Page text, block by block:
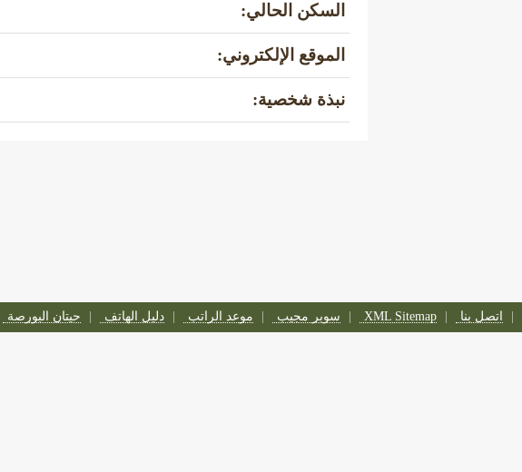
السكن الحالي:
الموقع الإلكتروني:
نبذة شخصية:
اتصل بنا XML Sitemap سوبر مجيب موعد الراتب دليل الهاتف حيتان البورصة